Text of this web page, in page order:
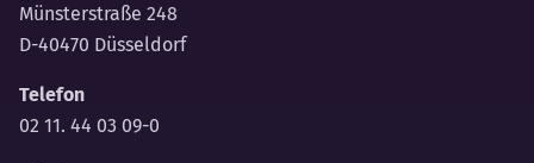
Münsterstraße 248
D-40470 Düsseldorf
Telefon
02 11. 44 03 09-0